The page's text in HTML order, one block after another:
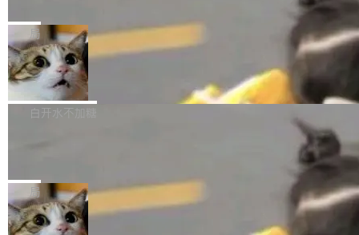
质的最低采样率）的音频格式将被拒绝 修复了 C
SS 圆角虚线样式中可能存在的问题 如果表单中
的图像元素不在同一个子树中，则它们将不再关
联 加...
最强的若干项。对于尚未正式发版的 PG 19，则
通过拉取过去一年内（从 PG 18 Beta1 时间点
至今）的所有 commit，同样交由 AI 分析提炼。
经过人工复核，准确度令人满意。这一方法也为
社区爱好者提供了高效跟踪新版本的思路。
维护工作一直与我的日常工作、家务、社交生活
和休闲娱乐竞争时间。" 这是 libexpat 维护者 S
ebastian Pipping 写在博客里的话。8 月 4 日，
他宣布了一个新消息：从 2026 年 8 月 1 日起，
他可以全职维护 libexpat 了，最长 6 个月。发
库之一。你的操作系统、浏览器、无数的基础设
施软件，很可能都在用它。而过去十年，维护它
的人一直在用业余...
局
Firefox 153.0.3 发布
Firefox 153.0.3 现已发布，具体更新内容如
下： New Smart Window 包含多项增强功能：
gi?id=2019042">Bug&nbsp;2019042</a>）</l
i> <li>现在，助手可以直接使用 Exa 的网络搜索
结果回答问题，而无需将问题转交给搜索引擎。
白开水不加糖
的 npm 包。项目的核心论点是：容器不适合 Ag
ent 计算。真正适合的，是 Isolate。 Cloudflare
工程师在这件事上没什么可谦虚的——他们用 W
局
OpenAI 公开邮件和聊天记录回应苹果